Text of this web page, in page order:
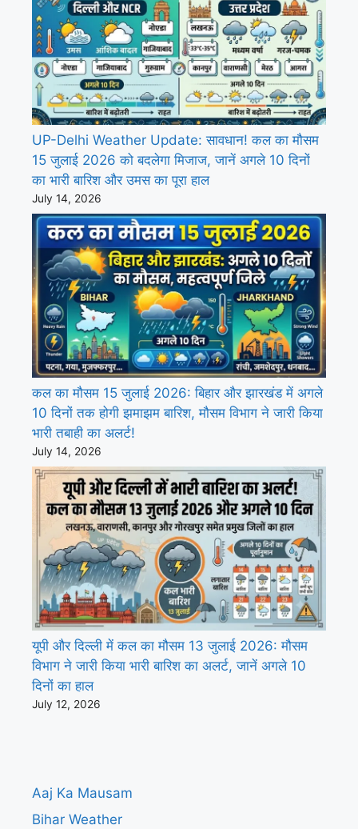
UP-Delhi Weather Update: सावधान! कल का मौसम
15 जुलाई 2026 को बदलेगा मिजाज, जानें अगले 10 दिनों
का भारी बारिश और उमस का पूरा हाल
July 14, 2026
कल का मौसम 15 जुलाई 2026: बिहार और झारखंड में अगले
10 दिनों तक होगी झमाझम बारिश, मौसम विभाग ने जारी किया
भारी तबाही का अलर्ट!
July 14, 2026
यूपी और दिल्ली में कल का मौसम 13 जुलाई 2026: मौसम
विभाग ने जारी किया भारी बारिश का अलर्ट, जानें अगले 10
दिनों का हाल
July 12, 2026
Aaj Ka Mausam
Bihar Weather